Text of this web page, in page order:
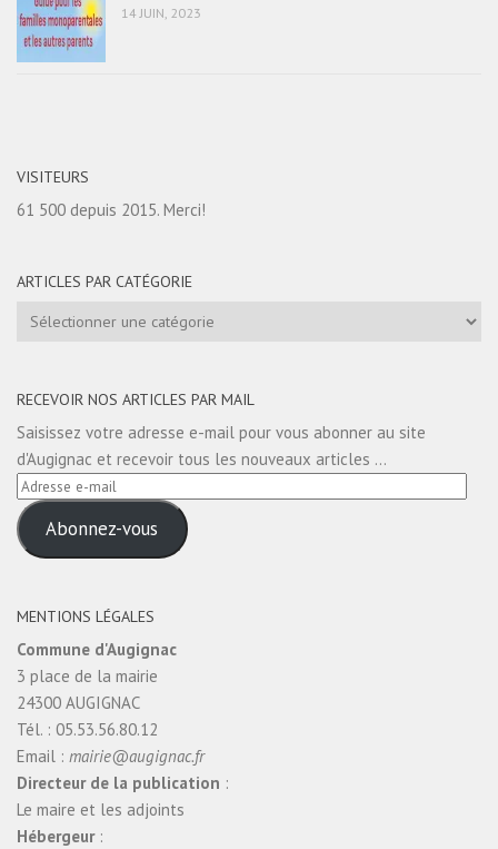
14 JUIN, 2023
VISITEURS
61 500 depuis 2015. Merci!
ARTICLES PAR CATÉGORIE
Articles
RECEVOIR NOS ARTICLES PAR MAIL
Saisissez votre adresse e-mail pour vous abonner au site
d'Augignac et recevoir tous les nouveaux articles ...
Adresse
e-
mail Abonnez-vous
MENTIONS LÉGALES
Commune d'Augignac
3 place de la mairie
24300 AUGIGNAC
Tél. : 05.53.56.80.12
Email : mairie@augignac.fr
Directeur de la publication :
Le maire et les adjoints
Hébergeur: